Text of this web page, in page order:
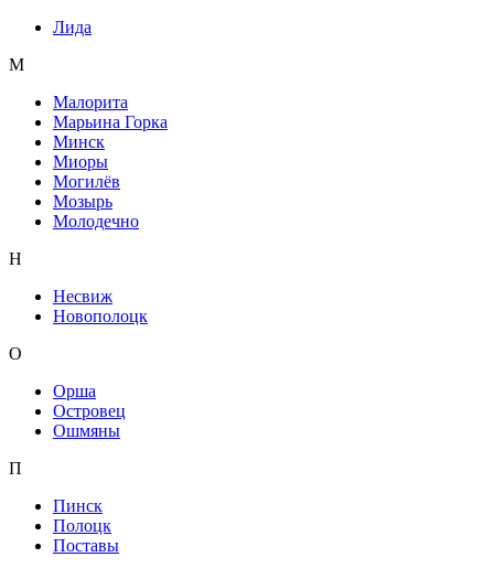
Лида
М
Малорита
Марьина Горка
Минск
Миоры
Могилёв
Мозырь
Молодечно
Н
Несвиж
Новополоцк
О
Орша
Островец
Ошмяны
П
Пинск
Полоцк
Поставы